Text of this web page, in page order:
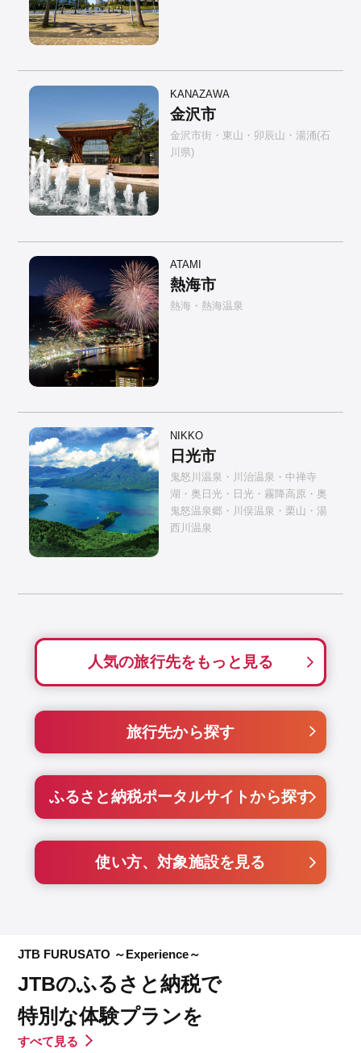
KANAZAWA
金沢市
金沢市街・東山・卯辰山・湯涌(石
川県)
ATAMI
熱海市
熱海・熱海温泉
NIKKO
日光市
鬼怒川温泉・川治温泉・中禅寺
湖・奥日光・日光・霧降高原・奥
鬼怒温泉郷・川俣温泉・栗山・湯
西川温泉
人気の旅行先をもっと見る
旅行先から探す
ふるさと納税ポータルサイトから探す
使い方、対象施設を見る
JTB FURUSATO ～Experience～
JTBのふるさと納税で
特別な体験プランを
すべて見る